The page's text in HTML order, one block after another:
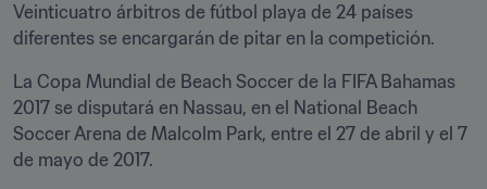
Veinticuatro árbitros de fútbol playa de 24 países
diferentes se encargarán de pitar en la competición.
La Copa Mundial de Beach Soccer de la FIFA Bahamas
2017 se disputará en Nassau, en el National Beach
Soccer Arena de Malcolm Park, entre el 27 de abril y el 7
de mayo de 2017.